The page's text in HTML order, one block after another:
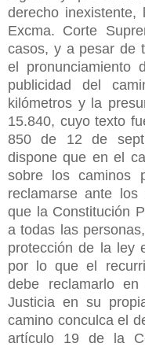
derecho
Excma. Corte
casos, y a pesar de
el pronunciamiento
publicidad del
kilómetros y la
15.840, cuyo texto
850 de 12 de
dispone que en el
sobre los caminos
reclamarse ante los
que la Constitución
a todas las
protección de la ley
por lo que el
debe reclamarlo
Justicia en su
camino conculca el
artículo 19 de la